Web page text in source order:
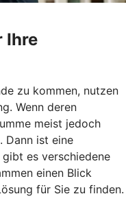
Ihre
zu kommen, nutzen
Wenn deren
meist jedoch
Dann ist eine
es verschiedene
einen Blick
für Sie zu finden.